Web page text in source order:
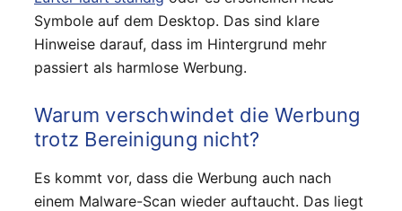
Symbole auf dem Desktop. Das sind klare
Hinweise darauf, dass im Hintergrund mehr
passiert als harmlose Werbung.
Warum verschwindet die Werbung
trotz Bereinigung nicht?
Es kommt vor, dass die Werbung auch nach
einem Malware-Scan wieder auftaucht. Das liegt